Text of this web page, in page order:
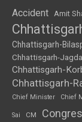
Accident Amit
Chhattisgarh-
Chhattisgarh-
Chhattisgarh-
Chhattisgarh-
Chief Minister
Chief
Sai CM